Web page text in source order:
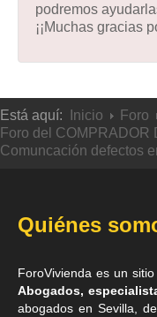
podremos
¡¡Muchas gracias
Está aquí: Inicio Foro
Foro del COMPRADOR
Comuncación defectos
Quiénes
ForoVivienda es un
Abogados,
abogados en Sevilla ,